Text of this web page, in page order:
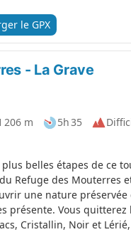
le GPX
- La Grave
206 m 5h 35
belles étapes de ce
Refuge des Mouterres
une nature
présente. Vous
Cristallin, Noir et